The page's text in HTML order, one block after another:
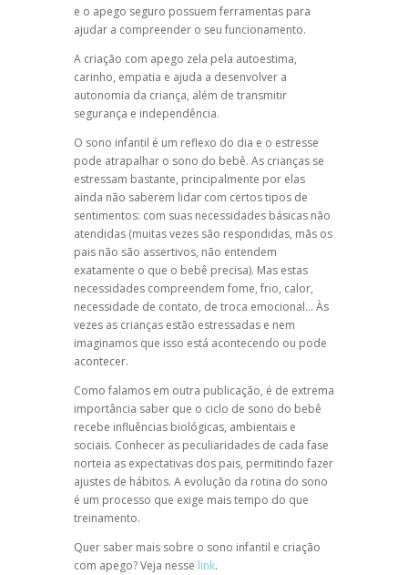
e o apego seguro possuem ferramentas para
ajudar a compreender o seu funcionamento.
A criação com apego zela pela autoestima,
carinho, empatia e ajuda a desenvolver a
autonomia da criança, além de transmitir
segurança e independência.
O sono infantil é um reflexo do dia e o estresse
pode atrapalhar o sono do bebê. As crianças se
estressam bastante, principalmente por elas
ainda não saberem lidar com certos tipos de
sentimentos: com suas necessidades básicas não
atendidas (muitas vezes são respondidas, mãs os
pais não são assertivos, não entendem
exatamente o que o bebê precisa). Mas estas
necessidades compreendem fome, frio, calor,
necessidade de contato, de troca emocional… Às
vezes as crianças estão estressadas e nem
imaginamos que isso está acontecendo ou pode
acontecer.
Como falamos em outra publicação, é de extrema
importância saber que o ciclo de sono do bebê
recebe influências biológicas, ambientais e
sociais. Conhecer as peculiaridades de cada fase
norteia as expectativas dos pais, permitindo fazer
ajustes de hábitos. A evolução da rotina do sono
é um processo que exige mais tempo do que
treinamento.
Quer saber mais sobre o sono infantil e criação
com apego? Veja nesse link.